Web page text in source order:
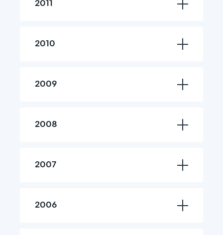
2011
2010
2009
2008
2007
2006